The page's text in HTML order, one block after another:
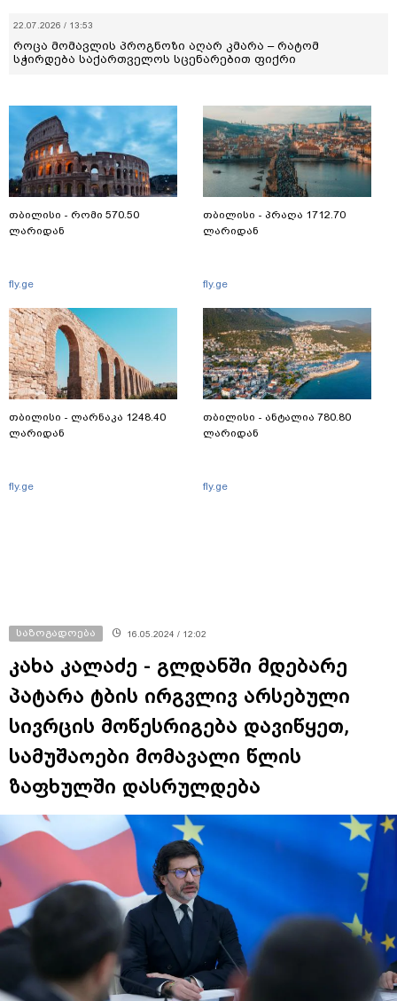
22.07.2026 / 13:53
როცა მომავლის პროგნოზი აღარ კმარა – რატომ
სჭირდება საქართველოს სცენარებით ფიქრი
თბილისი - რომი 570.50
ლარიდან
fly.ge
თბილისი - ლარნაკა 1248.40
ლარიდან
fly.ge
თბილისი - პრაღა 1712.70
ლარიდან
fly.ge
თბილისი - ანტალია 780.80
ლარიდან
fly.ge
საზოგადოება 16.05.2024 / 12:02
კახა კალაძე - გლდანში მდებარე
პატარა ტბის ირგვლივ არსებული
სივრცის მოწესრიგება დავიწყეთ,
სამუშაოები მომავალი წლის
ზაფხულში დასრულდება